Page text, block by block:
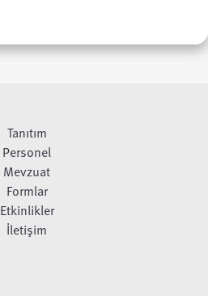
Tanıtım
Personel
Mevzuat
Formlar
Etkinlikler
İletişim